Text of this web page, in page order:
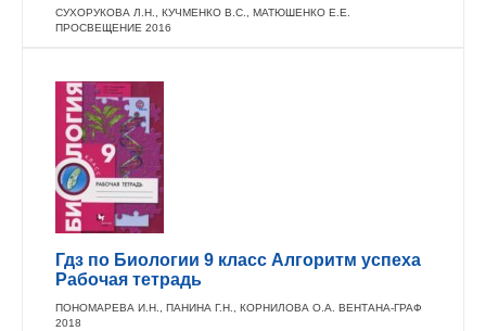
СУХОРУКОВА Л.Н., КУЧМЕНКО В.С., МАТЮШЕНКО Е.Е.
ПРОСВЕЩЕНИЕ 2016
Гдз по Биологии 9 класс Алгоритм успеха
Рабочая тетрадь
ПОНОМАРЕВА И.Н., ПАНИНА Г.Н., КОРНИЛОВА О.А. ВЕНТАНА-ГРАФ
2018